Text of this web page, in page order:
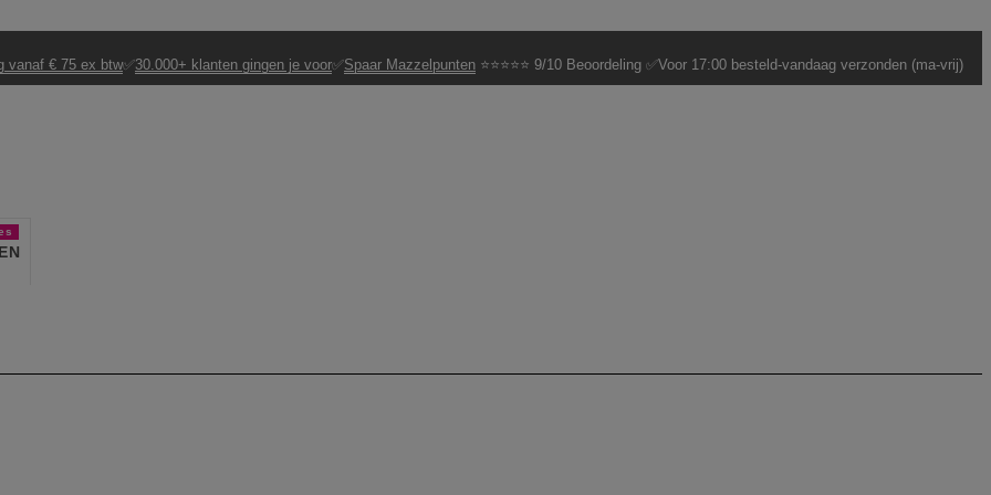
vanaf € 75 ex btw✅30.000+ klanten gingen je voor✅Spaar Mazzelpunten ⭐⭐⭐⭐⭐ 9/10 Beoordeling ✅Voor 17:00 besteld-vandaag verzonden (ma-vrij)